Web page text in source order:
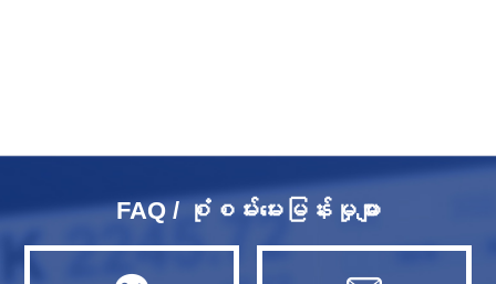
FAQ / စုံစမ်းမေးမြန်းမှုများ